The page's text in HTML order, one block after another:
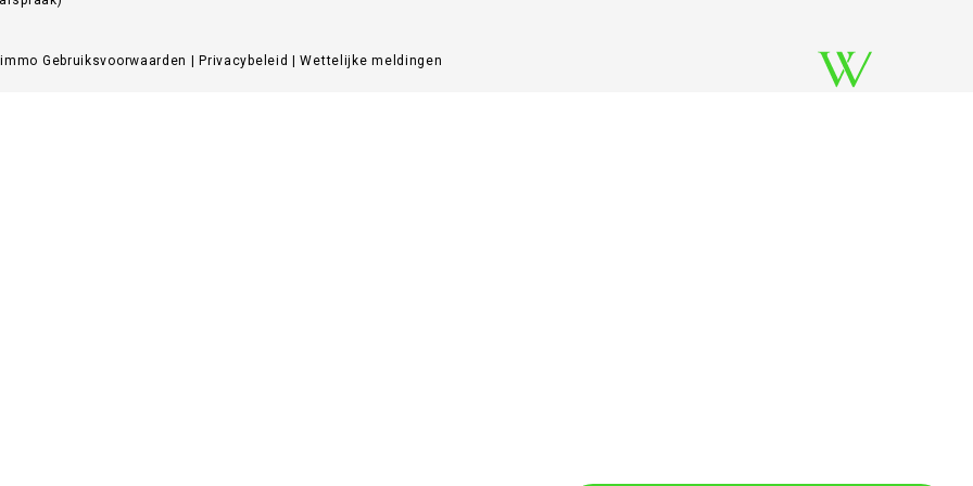
Gebruiksvoorwaarden |Privacybeleid|Wettelijke meldingen